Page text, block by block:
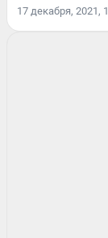
17 декабря, 2021,